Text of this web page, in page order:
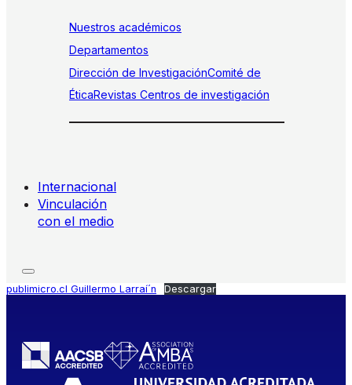
Nuestros académicos
Departamentos
Dirección de InvestigaciónComité de
ÉticaRevistas Centros de investigación
Internacional
Vinculación
con el medio
publimicro.cl Guillermo Larraí´n Descargar